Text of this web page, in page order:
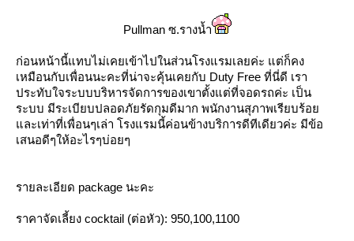
Pullman ซ.รางน้ำ
ก่อนหน้านี้แทบไม่เคยเข้าไปในส่วนโรงแรมเลยค่ะ แต่ก็คง
เหมือนกับเพื่อนนะคะที่น่าจะคุ้นเคยกับ Duty Free ที่นี่ดี เรา
ประทับใจระบบบริหารจัดการของเขาตั้งแต่ที่จอดรถค่ะ เป็น
ระบบ มีระเบียบปลอดภัยรัดกุมดีมาก พนักงานสุภาพเรียบร้อ
ละเท่าที่เพื่อนๆเล่า โรงแรมนี้ค่อนข้างบริการดีทีเดียวค่ะ มีข้อ
เสนอดีๆให้อะไรๆบ่อยๆ
รายละเอียด package นะคะ
ราคาจัดเลี้ยง cocktail (ต่อหัว): 950,100,1100